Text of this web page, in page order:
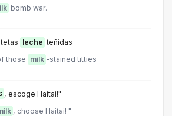
bomb war.
leche teñidas
those milk -stained titties
, escoge Haitai!"
, choose Haitai! "